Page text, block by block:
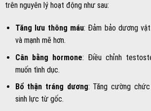
trên nguyên lý hoạt động như sau:
Tăng lưu thông máu: Đảm bảo dương
và mạnh mẽ hơn.
Cân bằng hormone: Điều chỉnh
muốn tình dục.
Bổ thận tráng dương: Tăng cường
sinh lực từ gốc.